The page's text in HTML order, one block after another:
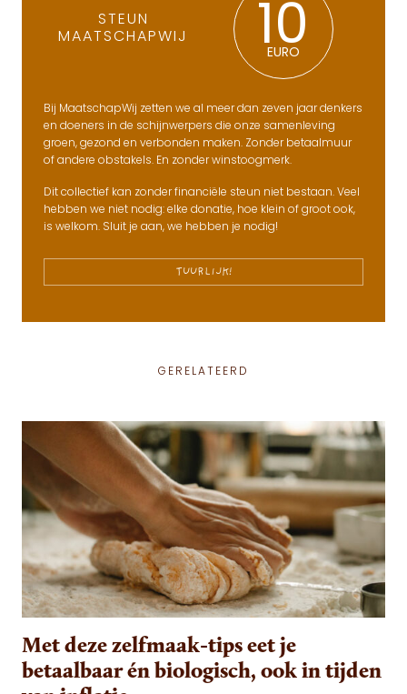
STEUN
MAATSCHAPWIJ
10
EURO
Bij MaatschapWij zetten we al meer dan zeven jaar denkers
en doeners in de schijnwerpers die onze samenleving
groen, gezond en verbonden maken. Zonder betaalmuur
of andere obstakels. En zonder winstoogmerk.
Dit collectief kan zonder financiële steun niet bestaan. Veel
hebben we niet nodig: elke donatie, hoe klein of groot ook,
is welkom. Sluit je aan, we hebben je nodig!
TUURLIJK!
GERELATEERD
Met deze zelfmaak-tips eet je
betaalbaar én biologisch, ook in tijden